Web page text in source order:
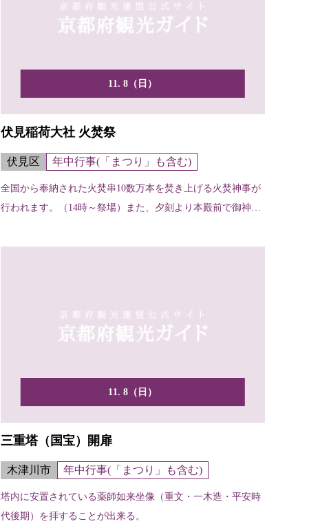
11. 8（日）
伏見稲荷大社 火焚祭
伏見区 年中行事(「まつり」も含む)
全国から奉納された火焚串10数万本を焚き上げる火焚神事が
行われます。（14時～祭場）また、夕刻より本殿前で御神楽
11. 8（日）
三重塔（国宝）開扉
木津川市 年中行事(「まつり」も含む)
塔内に安置されている薬師如来坐像（重文・一木造・平安時
代後期）を拝することが出来る。